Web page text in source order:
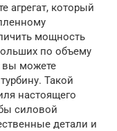
агрегат, который
мощность
по объему
вы можете
Такой
настоящего
силовой
детали и